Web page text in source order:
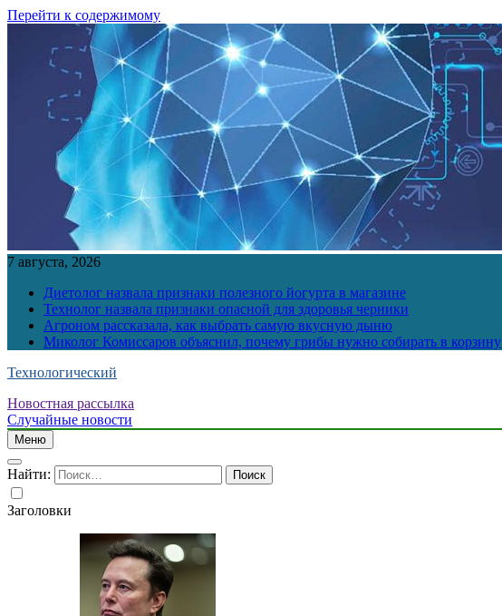
Перейти к содержимому
7 августа, 2026
Диетолог назвала признаки полезного йогурта в магазине
Технолог назвала признаки опасной для здоровья черники
Агроном рассказала, как выбрать самую вкусную дыню
Миколог Комиссаров объяснил, почему грибы нужно собирать в корзину
Технологический
Новостная рассылка
Случайные новости
Меню
Найти:
Заголовки